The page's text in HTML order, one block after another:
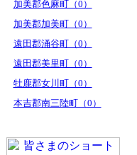
加美郡色麻町（0）
加美郡加美町（0）
遠田郡涌谷町（0）
遠田郡美里町（0）
牡鹿郡女川町（0）
本吉郡南三陸町（0）